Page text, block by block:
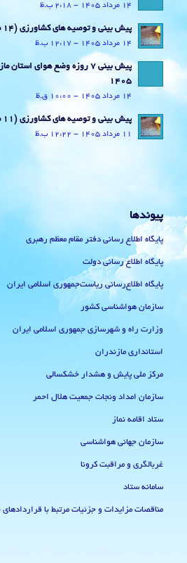
14 مرداد 1405 - 2:18 ب.ظ
پیش بینی و توصیه های کشاورزی (14 مرداد ۱۴۰۵)
14 مرداد 1405 - 12:17 ب.ظ
1405
14 مرداد 1405 - 10:00 ق.ظ
پیش بینی و توصیه های کشاورزی (11 مرداد ۱۴۰۵)
11 مرداد 1405 - 12:22 ب.ظ
پیوندها
پایگاه اطلاع رسانی دفتر مقام معظم رهبری
پایگاه اطلاع رسانی دولت
پایگاه اطلاع‌رسانی ریاست‌جمهوری اسلامی ایران
سازمان هواشناسی کشور
وزارت راه و شهرسازی جمهوری اسلامی ایران
استانداری مازندران
مرکز ملی پایش و هشدار خشکسالی
سازمان امداد ونجات جمعیت هلال احمر
ستاد اقامه نماز
سازمان جهانی هواشناسی
غربالگری و مراقبت کرونا
سامانه ستاد
مناقصات مزایدات و جزئیات مرتبط با